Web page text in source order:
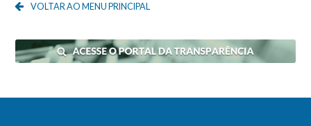
VOLTAR AO MENU PRINCIPAL